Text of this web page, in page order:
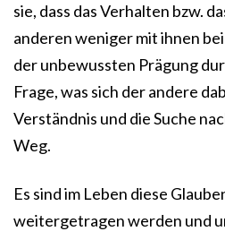
sie, dass das Verhalten bzw.
anderen weniger mit ihnen
der unbewussten Prägung
Frage, was sich der andere
Verständnis und die Suche
Weg.
Es sind im Leben diese
weitergetragen werden und